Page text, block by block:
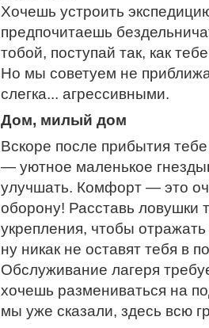
Хочешь устроить
предпочитаешь
тобой, поступай так, как
Но мы советуем не
слегка... агрессивными.
Дом, милый дом
Вскоре после прибытия
— уютное маленькое
улучшать. Комфорт — это
оборону! Расставь ловушки
укрепления, чтобы
ну никак не оставят тебя в
Обслуживание лагеря
хочешь размениваться на
мы уже сказали, здесь всю